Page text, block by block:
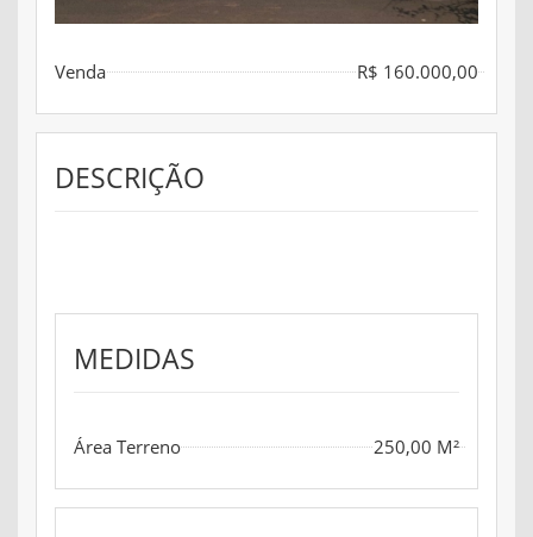
Venda R$ 160.000,00
DESCRIÇÃO
MEDIDAS
Área Terreno 250,00 M²